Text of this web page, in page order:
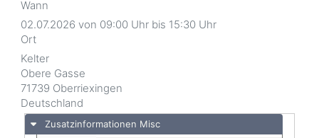
Wann
02.07.2026 von 09:00 Uhr bis 15:30 Uhr
Ort
Kelter
Obere Gasse
71739 Oberriexingen
Deutschland
Zusatzinformationen Misc